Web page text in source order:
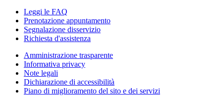
Leggi le FAQ
Prenotazione appuntamento
Segnalazione disservizio
Richiesta d'assistenza
Amministrazione trasparente
Informativa privacy
Note legali
Dichiarazione di accessibilità
Piano di miglioramento del sito e dei servizi